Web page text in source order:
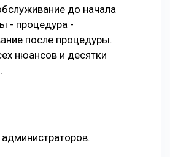
до начала
- процедура -
после процедуры.
нюансов и десятки